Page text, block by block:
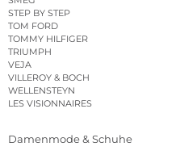
STEP BY STEP
TOM FORD
TOMMY HILFIGER
TRIUMPH
VEJA
VILLEROY & BOCH
WELLENSTEYN
LES VISIONNAIRES
Damenmode & Schuhe